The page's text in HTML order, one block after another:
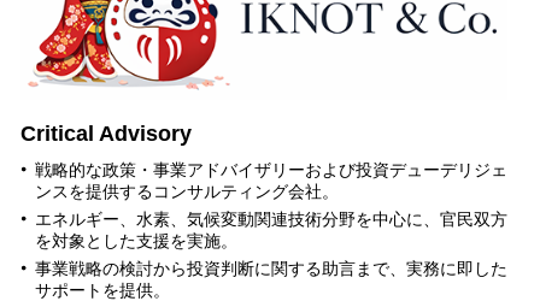
Critical Advisory
戦略的な政策・事業アドバイザリーおよび投資デューデリジェ
ンスを提供するコンサルティング会社。
エネルギー、水素、気候変動関連技術分野を中心に、官民双方
を対象とした支援を実施。
事業戦略の検討から投資判断に関する助言まで、実務に即した
サポートを提供。